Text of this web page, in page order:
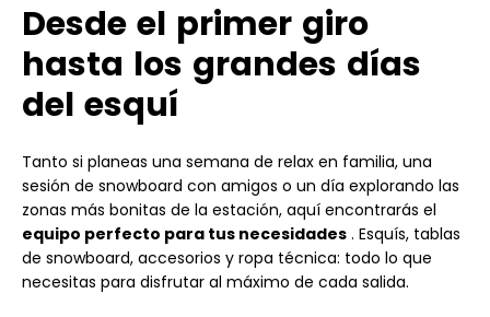
Desde el primer giro
hasta los grandes días
del esquí
Tanto si planeas una semana de relax en familia, una
sesión de snowboard con amigos o un día explorando las
zonas más bonitas de la estación, aquí encontrarás el
equipo perfecto para tus necesidades . Esquís, tablas
de snowboard, accesorios y ropa técnica: todo lo que
necesitas para disfrutar al máximo de cada salida.